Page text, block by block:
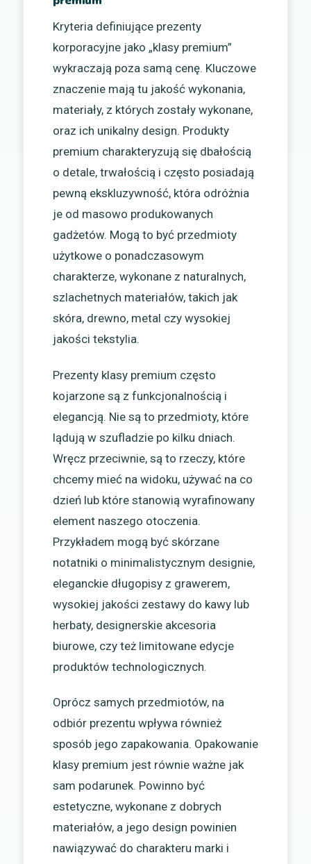
Kryteria definiujące prezenty
korporacyjne jako „klasy premium”
wykraczają poza samą cenę. Kluczowe
znaczenie mają tu jakość wykonania,
materiały, z których zostały wykonane,
oraz ich unikalny design. Produkty
premium charakteryzują się dbałością
o detale, trwałością i często posiadają
pewną ekskluzywność, która odróżnia
je od masowo produkowanych
gadżetów. Mogą to być przedmioty
użytkowe o ponadczasowym
charakterze, wykonane z naturalnych,
szlachetnych materiałów, takich jak
skóra, drewno, metal czy wysokiej
jakości tekstylia.
Prezenty klasy premium często
kojarzone są z funkcjonalnością i
elegancją. Nie są to przedmioty, które
lądują w szufladzie po kilku dniach.
Wręcz przeciwnie, są to rzeczy, które
chcemy mieć na widoku, używać na co
dzień lub które stanowią wyrafinowany
element naszego otoczenia.
Przykładem mogą być skórzane
notatniki o minimalistycznym designie,
eleganckie długopisy z grawerem,
wysokiej jakości zestawy do kawy lub
herbaty, designerskie akcesoria
biurowe, czy też limitowane edycje
produktów technologicznych.
Oprócz samych przedmiotów, na
odbiór prezentu wpływa również
sposób jego zapakowania. Opakowanie
klasy premium jest równie ważne jak
sam podarunek. Powinno być
estetyczne, wykonane z dobrych
materiałów, a jego design powinien
nawiązywać do charakteru marki i